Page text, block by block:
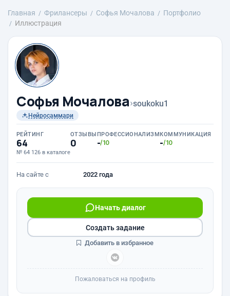
Главная Фрилансеры Софья Мочалова
Портфолио
Иллюстрация
Софья Мочалова›soukoku1
Нейросаммари
РЕЙТИНГ
64
№ 64 126 в каталоге
ОТЗЫВЫ
0
ПРОФЕССИОНАЛИЗМ
-/10
КОММУНИКАЦИЯ
-/10
На сайте с 2022 года
Начать диалог
Создать задание
Добавить в избранное
Пожаловаться на профиль